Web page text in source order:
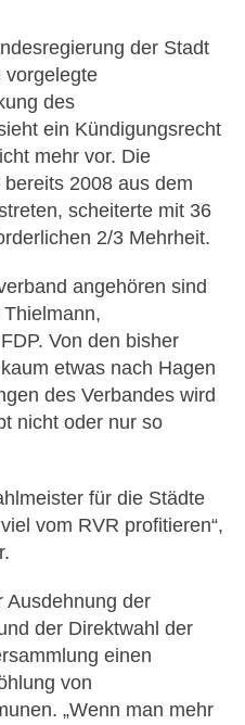
der Stadt
vorgelegte
des
ein Kündigungsrecht
mehr vor. Die
2008 aus dem
scheiterte mit 36
2/3 Mehrheit.
angehören sind
Von den bisher
etwas nach Hagen
des Verbandes wird
nicht oder nur so
für die Städte
vom RVR profitieren“,
Ausdehnung der
der Direktwahl der
einen
von
„Wenn man mehr